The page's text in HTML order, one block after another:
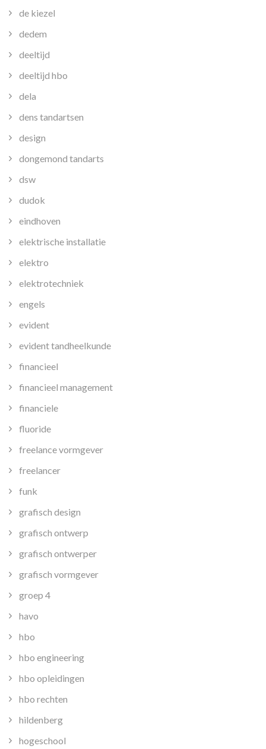
de kiezel
dedem
deeltijd
deeltijd hbo
dela
dens tandartsen
design
dongemond tandarts
dsw
dudok
eindhoven
elektrische installatie
elektro
elektrotechniek
engels
evident
evident tandheelkunde
financieel
financieel management
financiele
fluoride
freelance vormgever
freelancer
funk
grafisch design
grafisch ontwerp
grafisch ontwerper
grafisch vormgever
groep 4
havo
hbo
hbo engineering
hbo opleidingen
hbo rechten
hildenberg
hogeschool